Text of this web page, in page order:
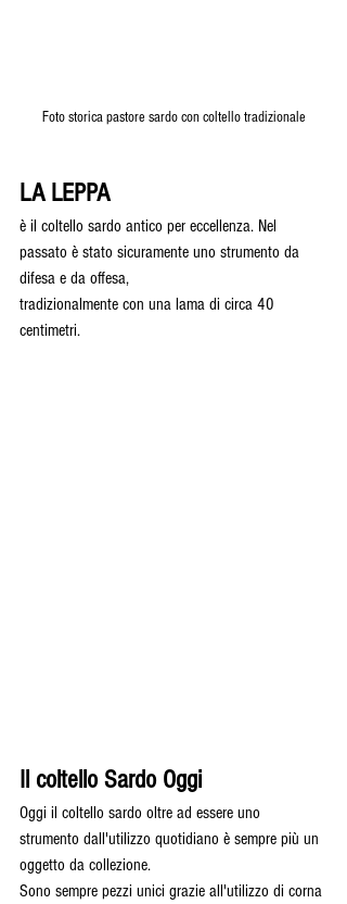
Foto storica pastore sardo con coltello tradizionale
LA LEPPA
è il coltello sardo antico per eccellenza. Nel
passato è stato sicuramente uno strumento da
difesa e da offesa,
tradizionalmente con una lama di circa 40
centimetri.
Il coltello Sardo Oggi
Oggi il coltello sardo oltre ad essere uno
strumento dall'utilizzo quotidiano è sempre più un
oggetto da collezione.
Sono sempre pezzi unici grazie all'utilizzo di corna